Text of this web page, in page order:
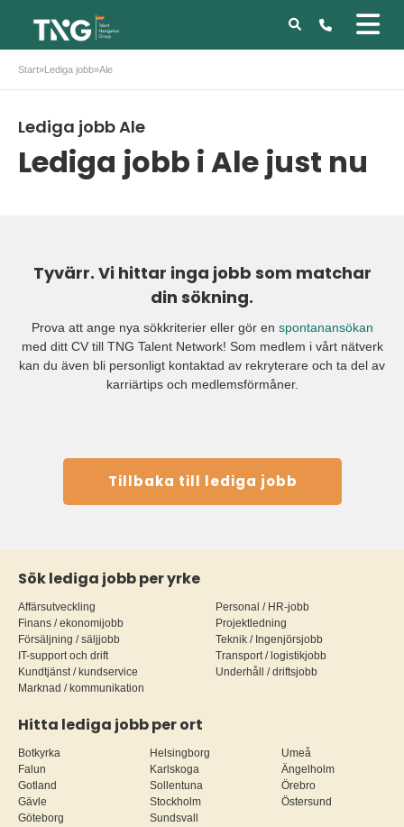
Start»Lediga jobb»Ale
Lediga jobb Ale
Lediga jobb i Ale just nu
Tyvärr. Vi hittar inga jobb som matchar
din sökning.
Prova att ange nya sökkriterier eller gör en spontanansökan
med ditt CV till TNG Talent Network! Som medlem i vårt nätverk
kan du även bli personligt kontaktad av rekryterare och ta del av
karriärtips och medlemsförmåner.
Tillbaka till lediga jobb
Sök lediga jobb per yrke
Affärsutveckling
Finans / ekonomijobb
Försäljning / säljjobb
IT-support och drift
Kundtjänst / kundservice
Marknad / kommunikation
Personal / HR-jobb
Projektledning
Teknik / Ingenjörsjobb
Transport / logistikjobb
Underhåll / driftsjobb
Hitta lediga jobb per ort
Botkyrka
Falun
Gotland
Gävle
Göteborg
Helsingborg
Karlskoga
Sollentuna
Stockholm
Sundsvall
Umeå
Ängelholm
Örebro
Östersund